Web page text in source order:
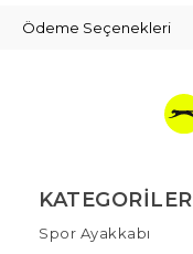
Ödeme Seçenekleri
KATEGORILER
Spor Ayakkabı